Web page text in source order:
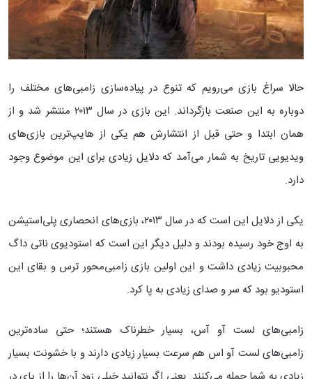
حالا سراغ بازی می‌رویم که تنوع در پیاده‌سازی زامبی‌های مختلف را
دوباره به این صنعت بازگرداند. این بازی در سال ۲۰۱۳ منتشر شد و از
همان ابتدا و حتی قبل از انتشارش هم یکی از هایپ‌ترین بازی‌های
ویدیویی تاریخ به شمار می‌آمد که دلایل زیادی برای این موضوع وجود
دارد.
یکی از دلایل این است که در سال ۲۰۱۳، بازی‌های انحصاری پلی‌استیشن
به اوج خود رسیده بودند و دلیل دیگر این است که استودیوی ناتی داگ
محبوبیت زیادی داشت و این اولین بازی زامبی‌محور ترس و بقای این
استودیو بود که سر و صدای زیادی به پا کرد.
زامبی‌های لست آو آس، بسیار خطرناک هستند؛ حتی ساده‌ترین
زامبی‌های لست آو اس هم سرعت بسیار زیادی دارند و با خشونت بسیار